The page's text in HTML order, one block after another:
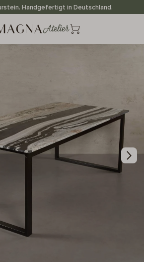
Handgefertigt in Deutschland.